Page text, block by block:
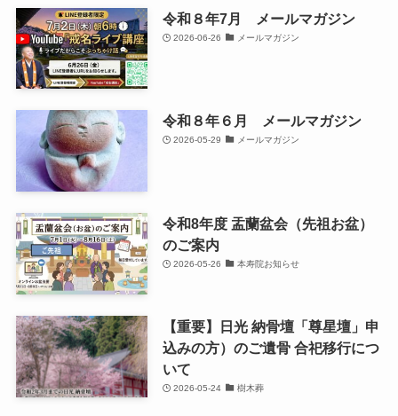
令和８年7月 メールマガジン
2026-06-26 メールマガジン
令和８年６月 メールマガジン
2026-05-29 メールマガジン
令和8年度 盂蘭盆会（先祖お盆）
のご案内
2026-05-26 本寿院お知らせ
【重要】日光 納骨壇「尊星壇」申
込みの方）のご遺骨 合祀移行につ
いて
2026-05-24 樹木葬